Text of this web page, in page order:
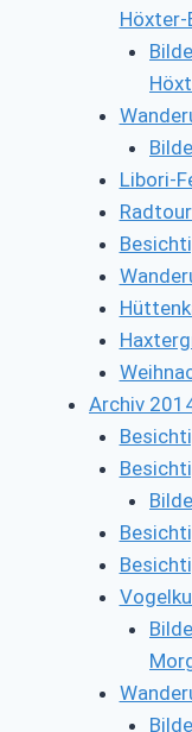
Höxter-
Libori-
Archiv